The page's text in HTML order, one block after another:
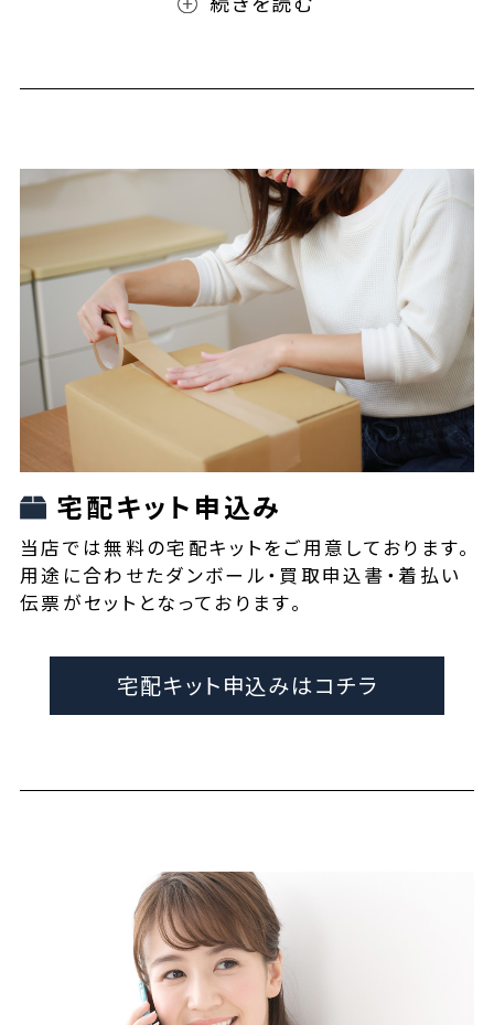
宅配キット申込み
当店では無料の宅配キットをご用意しております。
用途に合わせたダンボール・買取申込書・着払い
伝票がセットとなっております。
宅配キット申込みはコチラ